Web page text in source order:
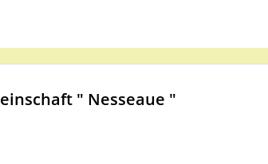
" Nesseaue "